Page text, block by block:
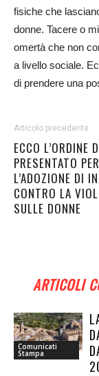
fisiche che
donne. Tacere o
omertà che non
a livello sociale.
di prendere una
Articolo precedente
ECCO L’ORDINE
PRESENTATO PER
L’ADOZIONE DI
CONTRO LA
SULLE DONNE
ARTICOLI
Comunicati
Stampa